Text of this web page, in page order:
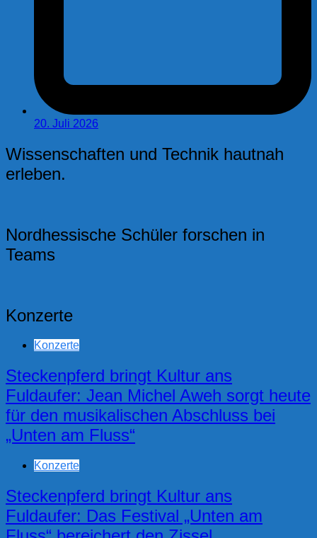
20. Juli 2026
Wissenschaften und Technik hautnah
erleben.
Nordhessische Schüler forschen in
Teams
Konzerte
Konzerte
Steckenpferd bringt Kultur ans
Fuldaufer: Jean Michel Aweh sorgt heute
für den musikalischen Abschluss bei
„Unten am Fluss“
Konzerte
Steckenpferd bringt Kultur ans
Fuldaufer: Das Festival „Unten am